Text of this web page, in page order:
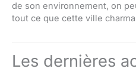
de son environnement, on
tout ce que cette ville
Les dernières